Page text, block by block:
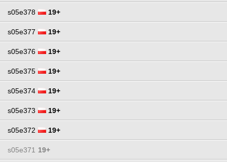
s05e378 19+
s05e377 19+
s05e376 19+
s05e375 19+
s05e374 19+
s05e373 19+
s05e372 19+
s05e371 19+